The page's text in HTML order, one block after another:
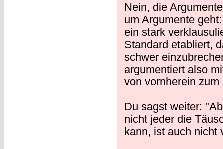
Nein, die
um Argumente
ein stark
Standard etabliert,
schwer
argumentiert also
von vornherein
Du sagst weiter:
nicht jeder die
kann, ist auch nicht